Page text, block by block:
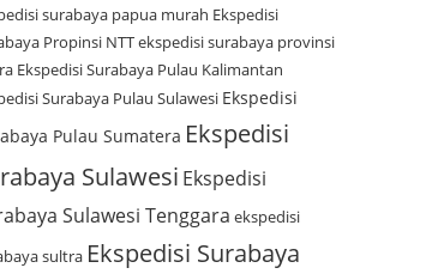
surabaya papua murah Ekspedisi
Propinsi NTTekspedisi surabaya provinsi
Ekspedisi Surabaya Pulau Kalimantan
Surabaya Pulau Sulawesi Ekspedisi
Pulau Sumatera Ekspedisi
Sulawesi Ekspedisi
Sulawesi Tenggara ekspedisi
sultra Ekspedisi Surabaya